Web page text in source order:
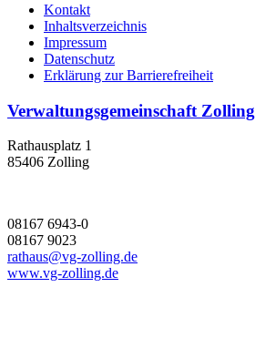
Kontakt
Inhaltsverzeichnis
Impressum
Datenschutz
Erklärung zur Barrierefreiheit
Verwaltungsgemeinschaft Zolling
Rathausplatz 1
85406 Zolling
08167 6943-0
08167 9023
rathaus@vg-zolling.de
www.vg-zolling.de